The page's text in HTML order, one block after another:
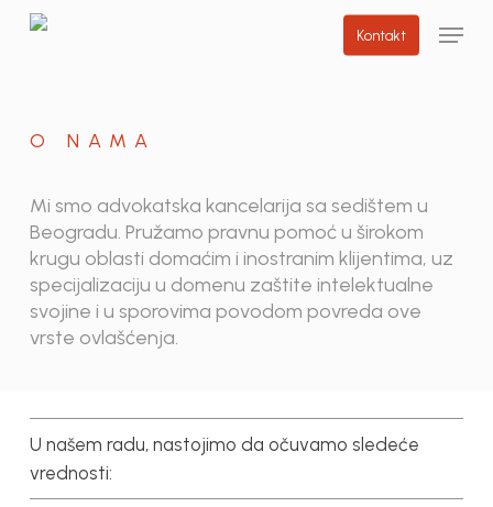
Kontakt Menu
O NAMA
Mi smo advokatska kancelarija sa sedištem u
Beogradu. Pružamo pravnu pomoć u širokom
krugu oblasti domaćim i inostranim klijentima, uz
specijalizaciju u domenu zaštite intelektualne
svojine i u sporovima povodom povreda ove
vrste ovlašćenja.
U našem radu, nastojimo da očuvamo sledeće
vrednosti: